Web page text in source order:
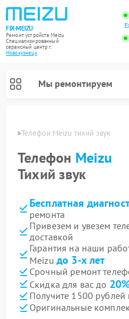
FIX-MEIZU
Ремонт устройств Meizu
Специализированный
cервисный центр г.
Новокузнецк
Мы ремонтируем
Телефон Meizu тихий звук
Телефон Meizu
Тихий звук
Бесплатная
ремонта
Привезем и увезем
доставкой
Гарантия на наши
Meizu до 3-х лет
Срочный ремонт
Скидка для вас до
Получите 1500 рублей
Оригинальные